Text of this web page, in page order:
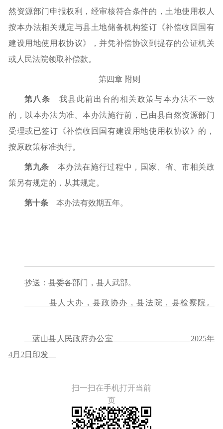
然资源部门申报权利，经审核符合条件的，土地使用权人
按本办法相关规定与县土地储备机构签订《补偿收回国有
建设用地使用权协议》，并凭补偿协议到提存的公证机关
或人民法院领取补偿款。
第四章 附则
第八条
我县此前出台的相关政策与本办法不一致
的，以本办法为准。本办法施行前，已由县自然资源部门
受理或已签订《补偿收回国有建设用地使用权协议》的，
按原政策标准执行。
第九条
本办法在施行过程中，国家、省、市相关政
策另有规定的，从其规定。
第十条 本办法有效期五年。
抄送：县委各部门，县人武部。
县人大办，县政协办，县法院，县检察院。
蓝山县人民政府办公室 2025年
4月 2 日印发
扫一扫在手机打开当前
页